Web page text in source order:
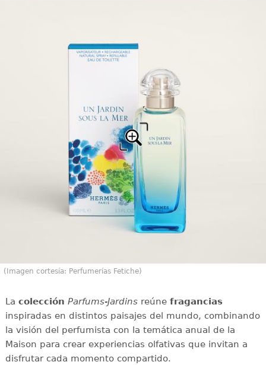
(Imagen cortesía: Perfumerías Fetiche)
La colección Parfums-Jardinsreúne fragancias
inspiradas en distintos paisajes del mundo, combinando
la visión del perfumista con la temática anual de la
Maison para crear experiencias olfativas que invitan a
disfrutar cada momento compartido.